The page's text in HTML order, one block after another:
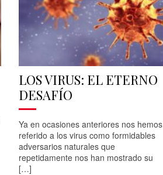
LOS VIRUS: EL ETERNO
DESAFÍO
Ya en ocasiones anteriores nos hemos
referido a los virus como formidables
adversarios naturales que
repetidamente nos han mostrado su
[…]